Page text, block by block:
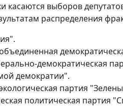
касаются выборов
распределения
демократическая
демократии".
партия
политическая партия